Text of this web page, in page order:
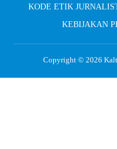
KODE ETIK
KEBIJAKAN
Copyright © 2026